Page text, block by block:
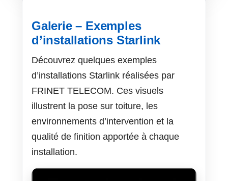
Galerie – Exemples
d’installations Starlink
Découvrez quelques exemples
d’installations Starlink réalisées par
FRINET TELECOM. Ces visuels
illustrent la pose sur toiture, les
environnements d’intervention et la
qualité de finition apportée à chaque
installation.